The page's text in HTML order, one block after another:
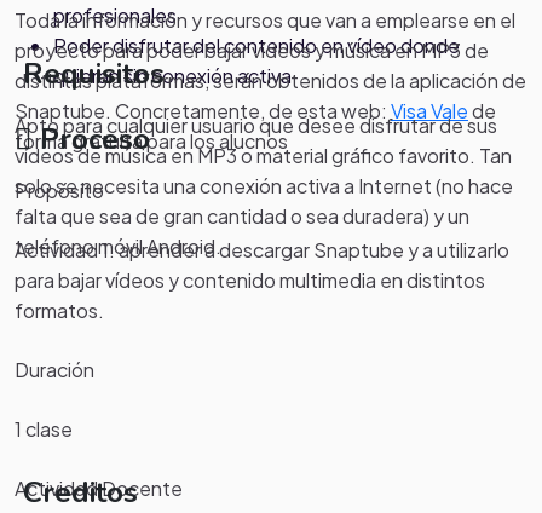
profesionales
Poder disfrutar del contenido en vídeo donde
quieran sin conexión activa
Toda la información y recursos que van a emplearse en el
proyecto para poder bajar vídeos y música en MP3 de
distintas plataformas, serán obtenidos de la aplicación de
Snaptube. Concretamente, de esta web: Visa Valede
forma gratuita para los alucnos
Requisitos
Apto para cualquier usuario que desee disfrutar de sus
vídeos de música en MP3 o material gráfico favorito. Tan
solo se necesita una conexión activa a Internet (no hace
falta que sea de gran cantidad o sea duradera) y un
teléfono móvil Android.
Proceso
Propósito
Actividad 1: aprender a descargar Snaptube y a utilizarlo
para bajar vídeos y contenido multimedia en distintos
formatos.
Duración
1 clase
Actividad Docente
Creditos